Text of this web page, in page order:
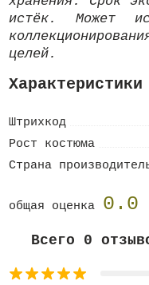
истёк. Может
целей.
Характеристики
Штрихкод
Рост костюма
Страна
0.0
общая оценка
Всего 0